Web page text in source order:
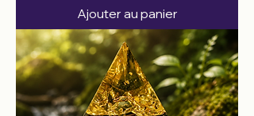
Ajouter au panier